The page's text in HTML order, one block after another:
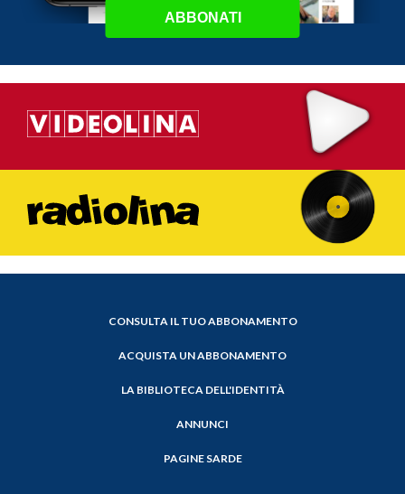
ABBONATI
CONSULTA IL TUO ABBONAMENTO
ACQUISTA UN ABBONAMENTO
LA BIBLIOTECA DELL'IDENTITÀ
ANNUNCI
PAGINE SARDE